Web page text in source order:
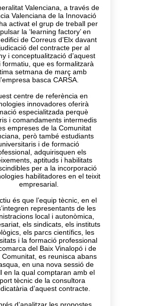
Valenciana, a través de
Valenciana de la Innovació
activat el grup de treball per
la ‘learning factory’ en
edifici de Correus d’Elx davant
del contracte per al
i conceptualització d’aquest
formatiu, que es formalitzarà
setmana de març amb
l’empresa basca CARSA.
centre de referència en
innovadores oferirà
especialitzada perquè
i comandaments intermedis
empreses de la Comunitat
però també estudiants
i de formació
adquirisquen els
aptituds i habilitats
per a la incorporació
habilitadores en el teixit
empresarial.
és que l’equip tècnic, en el
representants de les
local i autonòmica,
els sindicats, els instituts
els parcs científics, les
i la formació professional
del Baix Vinalopó i de
Comunitat, es reunisca abans
en una nova sessió de
en la qual comptaran amb el
tècnic de la consultora
d’aquest contracte.